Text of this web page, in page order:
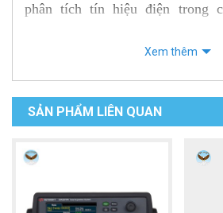
phân tích tín hiệu điện trong
cao, RM8880-20 là giải pháp
cần xử lý tín hiệu phức tạp một
hiệu quả.
Xem thêm
SẢN PHẨM LIÊN QUAN